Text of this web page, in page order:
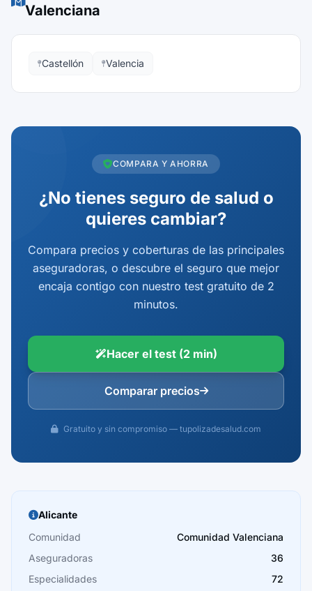
Valenciana
Castellón Valencia
COMPARA Y AHORRA
¿No tienes seguro de salud o
quieres cambiar?
Compara precios y coberturas de las principales
aseguradoras, o descubre el seguro que mejor
encaja contigo con nuestro test gratuito de 2
minutos.
Hacer el test (2 min)
Comparar precios
Gratuito y sin compromiso — tupolizadesalud.com
Alicante
Comunidad
Comunidad Valenciana
Aseguradoras
36
Especialidades
72